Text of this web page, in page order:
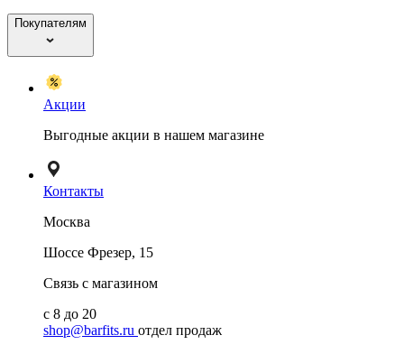
Покупателям
Акции
Выгодные акции в нашем магазине
Контакты
Москва
Шоссе Фрезер, 15
Связь с магазином
с 8 до 20
shop@barfits.ru отдел продаж